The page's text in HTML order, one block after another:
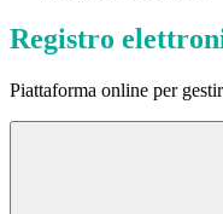
Registro
Piattaforma online per